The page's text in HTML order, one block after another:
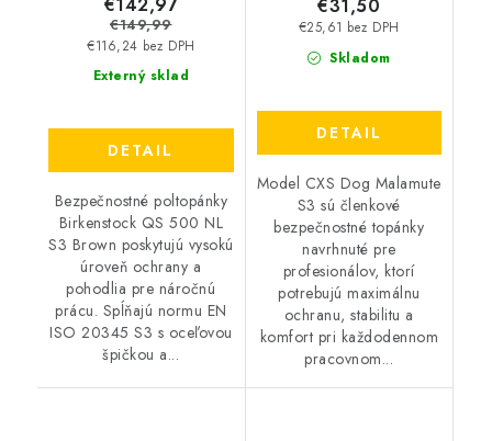
Externý sklad
€116,24 bez DPH
€149,99
DETAIL
Bezpečnostné poltopánky
Birkenstock QS 500 NL
S3 Brown poskytujú vysokú
úroveň ochrany a
pohodlia pre náročnú
prácu. Spĺňajú normu EN
ISO 20345 S3 s oceľovou
špičkou a...
Skladom
€25,61 bez DPH
€31,50
DETAIL
Model CXS Dog Malamute
S3 sú členkové
bezpečnostné topánky
navrhnuté pre
profesionálov, ktorí
potrebujú maximálnu
ochranu, stabilitu a
komfort pri každodennom
pracovnom...